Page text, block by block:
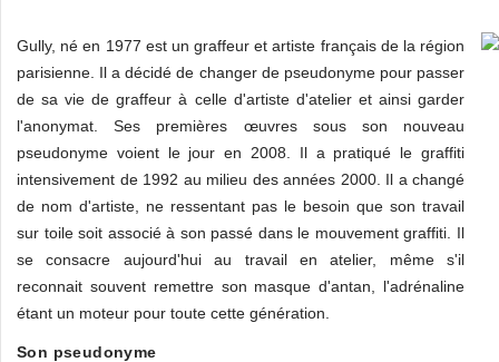
Gully, né en 1977 est un graffeur et artiste français de la région
parisienne. Il a décidé de changer de pseudonyme pour passer
de sa vie de graffeur à celle d'artiste d'atelier et ainsi garder
l'anonymat. Ses premières œuvres sous son nouveau
pseudonyme voient le jour en 2008. Il a pratiqué le graffiti
intensivement de 1992 au milieu des années 2000. Il a changé
de nom d'artiste, ne ressentant pas le besoin que son travail
sur toile soit associé à son passé dans le mouvement graffiti. Il
se consacre aujourd'hui au travail en atelier, même s'il
reconnait souvent remettre son masque d'antan, l'adrénaline
étant un moteur pour toute cette génération.
Son pseudonyme